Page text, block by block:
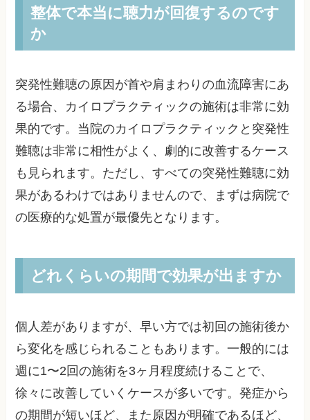
整体で本当に聴力が回復するのです
か
突発性難聴の原因が首や肩まわりの血流障害にあ
る場合、カイロプラクティックの施術は非常に効
果的です。当院のカイロプラクティックと突発性
難聴は非常に相性がよく、劇的に改善するケース
も見られます。ただし、すべての突発性難聴に効
果があるわけではありませんので、まずは病院で
の医療的な処置が最優先となります。
どれくらいの期間で効果が出ますか
個人差がありますが、早い方では初回の施術後か
ら変化を感じられることもあります。一般的には
週に1〜2回の施術を3ヶ月程度続けることで、
徐々に改善していくケースが多いです。発症から
の期間が短いほど、また原因が明確であるほど、